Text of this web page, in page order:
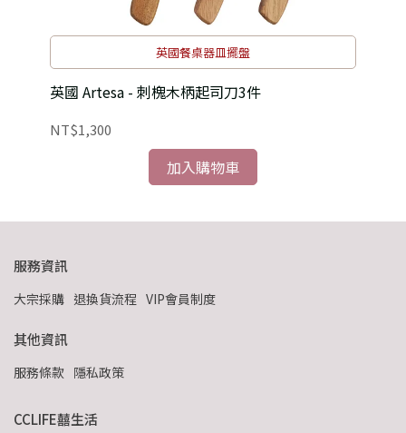
英國餐桌器皿擺盤
英國 Artesa - 刺槐木柄起司刀3件
NT$1,300
加入購物車
服務資訊
大宗採購 退換貨流程 VIP會員制度
其他資訊
服務條款 隱私政策
CCLIFE囍生活